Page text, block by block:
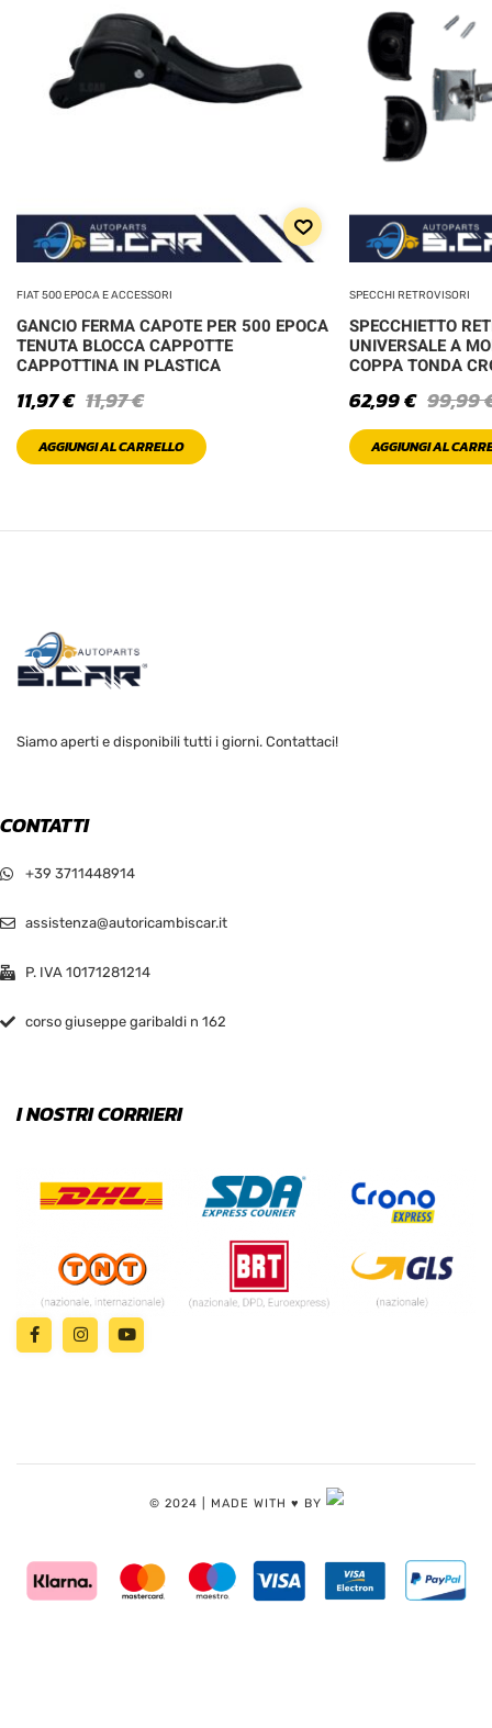
FIAT 500 EPOCA E ACCESSORI
GANCIO FERMA CAPOTE PER 500 EPOCA
TENUTA BLOCCA CAPPOTTE
CAPPOTTINA IN PLASTICA
11,97€
11,97€
AGGIUNGI AL CARRELLO
SPECCHI RETROVISORI
SPECCHIETTO
UNIVERSALE A
COPPA TONDA
99,99
62,99€
AGGIUNGI AL
Siamo aperti e disponibili tutti i giorni. Contattaci!
CONTATTI
+39 3711448914
assistenza@autoricambiscar.it
P. IVA 10171281214
corso giuseppe garibaldi n 162
I NOSTRI CORRIERI
© 2024 | MADE WITH ♥️ BY